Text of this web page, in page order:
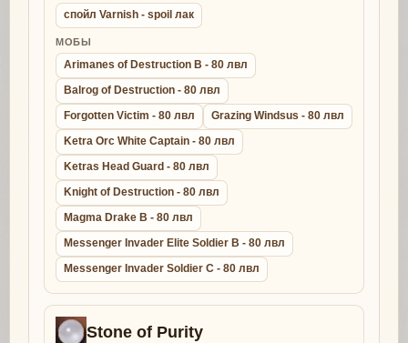
спойл Varnish - spoil лак
МОБЫ
Arimanes of Destruction B - 80 лвл
Balrog of Destruction - 80 лвл
Forgotten Victim - 80 лвл
Grazing Windsus - 80 лвл
Ketra Orc White Captain - 80 лвл
Ketras Head Guard - 80 лвл
Knight of Destruction - 80 лвл
Magma Drake B - 80 лвл
Messenger Invader Elite Soldier B - 80 лвл
Messenger Invader Soldier C - 80 лвл
Stone of Purity